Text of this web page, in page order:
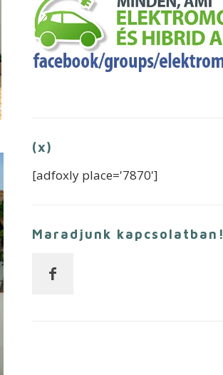
(x)
[adfoxly place='7870']
Maradjunk kapcsolatban!